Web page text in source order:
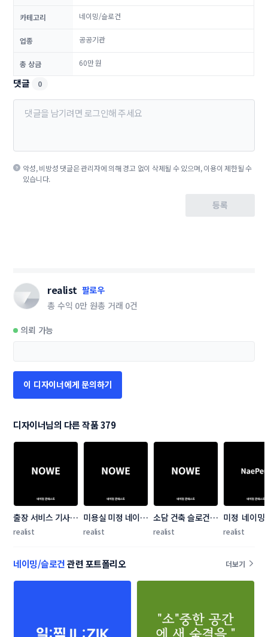
카테고리 네이밍/슬로건
업종 공공기관
총 상금 60만 원
댓글 0
악성, 비방성 댓글은 관리자에 의해 경고 없이 삭제될 수 있으며, 이용이 제한될 수
있습니다.
등록
realist 팔로우
총 수익 0만 원총 거래 0건
의뢰 가능
이 디자이너에게 문의하기
디자이너님의 다른 작품 379
출장 서비스 기사
AI 일정관리 앱 네
realist
미용실 미정 네이밍
콘테스트
realist
소담 건축 슬로건
콘테스트
realist
미정  네이밍
스트
realist
네이밍/슬로건관련 포트폴리오 더보기